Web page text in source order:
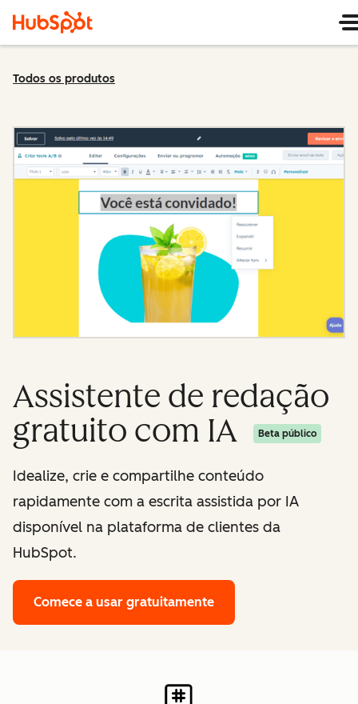
Todos os produtos
Assistente de redação
gratuito com IA
Beta público
Idealize, crie e compartilhe conteúdo
rapidamente com a escrita assistida por IA
disponível na plataforma de clientes da
HubSpot.
Comece a usar gratuitamente